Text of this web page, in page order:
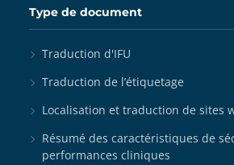
Type de document
Traduction d'IFU
Traduction de l’étiquetage
Localisation et traduction de sites
Résumé des caractéristiques de
performances cliniques